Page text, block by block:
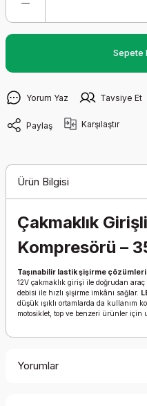
Sepete
Yorum Yaz Tavsiye Et
Paylaş Karşılaştır
Ürün Bilgisi
Çakmaklık
Kompresörü –
Taşınabilir lastik şişirme
12V çakmaklık girişi ile doğrudan
debisi ile hızlı şişirme imkânı sağlar.
düşük ışıklı ortamlarda da kullanım
motosiklet, top ve benzeri ürünler için
Yorumlar